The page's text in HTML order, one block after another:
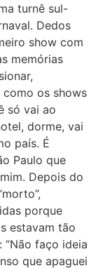
turnê sul-
Dedos
show com
memórias
como os shows
só vai ao
dorme, vai
país. É
Paulo que
Depois do
porque
estavam tão
“Não faço ideia
que apaguei